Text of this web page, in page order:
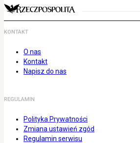
KONTAKT
O nas
Kontakt
Napisz do nas
REGULAMIN
Polityka Prywatności
Zmiana ustawień zgód
Regulamin serwisu